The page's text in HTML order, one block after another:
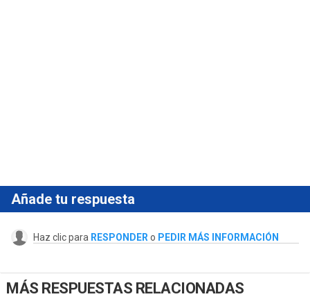
Añade tu respuesta
Haz clic para RESPONDER o PEDIR MÁS INFORMACIÓN
MÁS RESPUESTAS RELACIONADAS